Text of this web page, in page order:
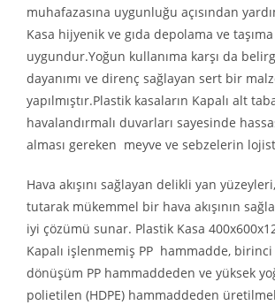
muhafazasına uygunluğu açısından
Kasa hijyenik ve gıda depolama ve
uygundur.Yoğun kullanıma karşı da
dayanımı ve direnç sağlayan sert bir
yapılmıştır.Plastik kasaların Kapalı alt
havalandırmalı duvarları sayesinde
alması gereken meyve ve sebzelerin
Hava akışını sağlayan delikli yan
tutarak mükemmel bir hava akışının
iyi çözümü sunar. Plastik Kasa
Kapalı işlenmemiş PP hammadde,
dönüşüm PP hammaddeden ve yüksek
polietilen (HDPE) hammaddeden